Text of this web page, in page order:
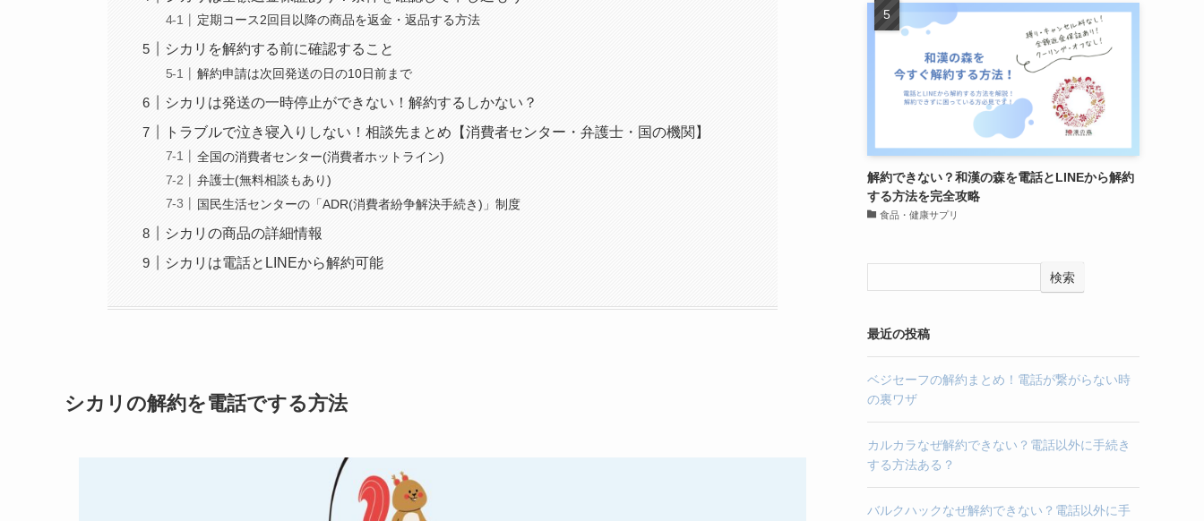
定期コース2回目以降の商品を返金・返品する方法
シカリを解約する前に確認すること
解約申請は次回発送の日の10日前まで
シカリは発送の一時停止ができない！解約するしかない？
トラブルで泣き寝入りしない！相談先まとめ【消費者センター・弁護士・国の機関】
全国の消費者センター(消費者ホットライン)
弁護士(無料相談もあり)
国民生活センターの「ADR(消費者紛争解決手続き)」制度
シカリの商品の詳細情報
シカリは電話とLINEから解約可能
シカリの解約を電話でする方法
解約できない？和漢の森を電話とLINEから解約
する方法を完全攻略
食品・健康サプリ
検索
最近の投稿
ベジセーフの解約まとめ！電話が繋がらない時
の裏ワザ
カルカラなぜ解約できない？電話以外に手続き
する方法ある？
バルクハックなぜ解約できない？電話以外に手